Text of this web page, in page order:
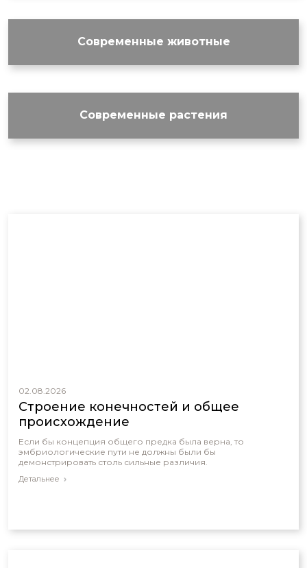
Современные животные
Современные растения
02.08.2026
Строение конечностей и общее
происхождение
Если бы концепция общего предка была верна, то
эмбриологические пути не должны были бы
демонстрировать столь сильные различия.
Детальнее